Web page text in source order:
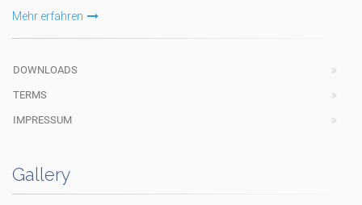
Mehr erfahren
DOWNLOADS
TERMS
IMPRESSUM
Gallery